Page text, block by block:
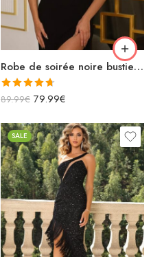
Robe de soirée noire bustier avec perles midi fendue
Note4.67
89.99€ 79.99€
SALE